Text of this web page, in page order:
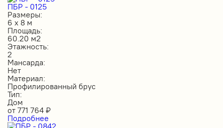
ПБР - 0125
Размеры:
6 х 8 м
Площадь:
60.20 м2
Этажность:
2
Мансарда:
Нет
Материал:
Профилированный брус
Тип:
Дом
от 771 764 ₽
Подробнее